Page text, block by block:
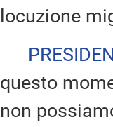
locuzione
questo
non